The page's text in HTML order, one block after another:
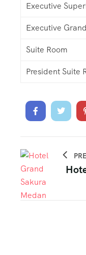
Executive
Executive
Suite Room
President Suite